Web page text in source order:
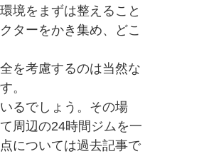
境をまずは整えること
ターをかき集め、どこ
を考慮するのは当然な
。
るでしょう。その場
周辺の24時間ジムを一
については過去記事で